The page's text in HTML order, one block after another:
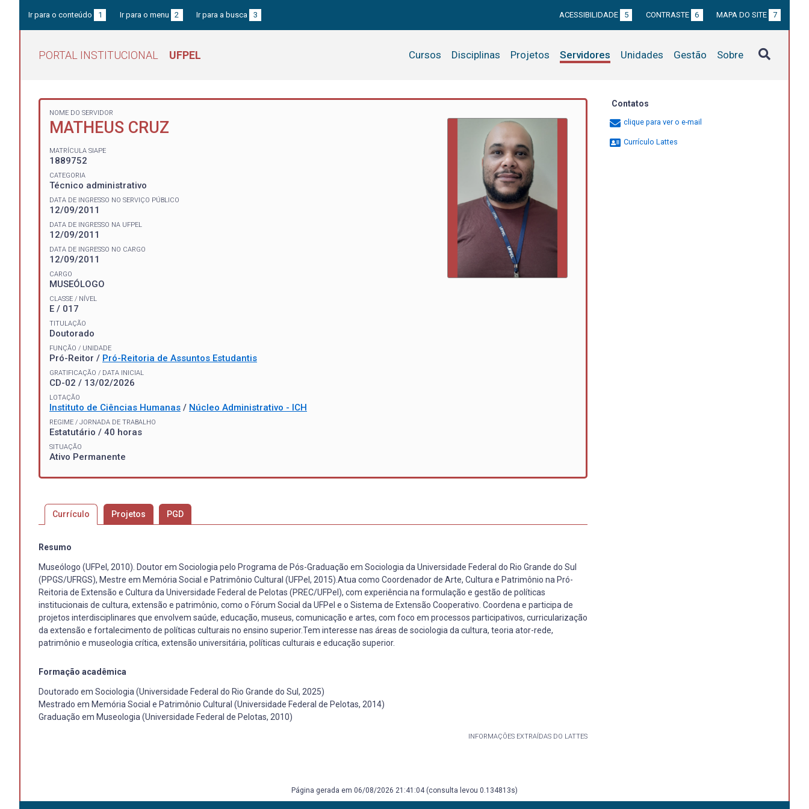
Ir para o conteúdo 1 Ir para o menu 2 Ir para a busca 3 ACESSIBILIDADE 5 CONTRASTE 6 MAPA DO SITE 7
PORTAL INSTITUCIONAL UFPEL Cursos Disciplinas Projetos Servidores Unidades Gestão Sobre
NOME DO SERVIDOR
MATHEUS CRUZ
MATRÍCULA SIAPE
1889752
CATEGORIA
Técnico administrativo
DATA DE INGRESSO NO SERVIÇO PÚBLICO
12/09/2011
DATA DE INGRESSO NA UFPEL
12/09/2011
DATA DE INGRESSO NO CARGO
12/09/2011
CARGO
MUSEÓLOGO
CLASSE / NÍVEL
E / 017
TITULAÇÃO
Doutorado
FUNÇÃO / UNIDADE
Pró-Reitor / Pró-Reitoria de Assuntos Estudantis
GRATIFICAÇÃO / DATA INICIAL
CD-02 / 13/02/2026
LOTAÇÃO
Instituto de Ciências Humanas / Núcleo Administrativo - ICH
REGIME / JORNADA DE TRABALHO
Estatutário / 40 horas
SITUAÇÃO
Ativo Permanente
Currículo Projetos PGD
Resumo
Museólogo (UFPel, 2010). Doutor em Sociologia pelo Programa de Pós-Graduação em Sociologia da Universidade Federal do Rio Grande do Sul
(PPGS/UFRGS), Mestre em Memória Social e Patrimônio Cultural (UFPel, 2015).Atua como Coordenador de Arte, Cultura e Patrimônio na Pró-
Reitoria de Extensão e Cultura da Universidade Federal de Pelotas (PREC/UFPel), com experiência na formulação e gestão de políticas
institucionais de cultura, extensão e patrimônio, como o Fórum Social da UFPel e o Sistema de Extensão Cooperativo. Coordena e participa de
projetos interdisciplinares que envolvem saúde, educação, museus, comunicação e artes, com foco em processos participativos, curricularização
da extensão e fortalecimento de políticas culturais no ensino superior.Tem interesse nas áreas de sociologia da cultura, teoria ator-rede,
patrimônio e museologia crítica, extensão universitária, políticas culturais e educação superior.
Formação acadêmica
Doutorado em Sociologia (Universidade Federal do Rio Grande do Sul, 2025)
Mestrado em Memória Social e Patrimônio Cultural (Universidade Federal de Pelotas, 2014)
Graduação em Museologia (Universidade Federal de Pelotas, 2010)
INFORMAÇÕES EXTRAÍDAS DO LATTES
Contatos
clique para ver o e-mail
Currículo Lattes
Página gerada em 06/08/2026 21:41:04 (consulta levou 0.134813s)